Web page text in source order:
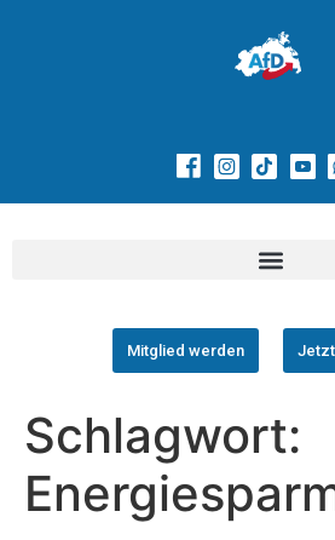
Mitglied werden
Schlagwort: